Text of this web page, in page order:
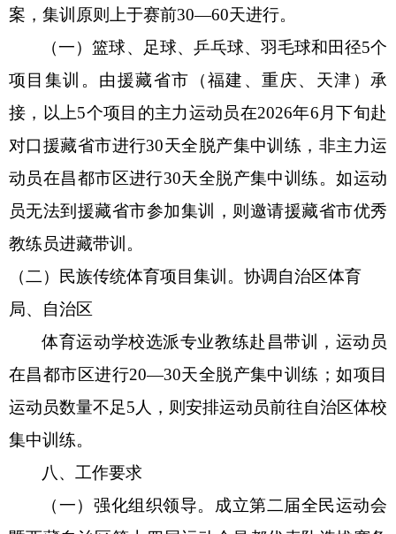
案 ， 集训 原则上于赛前30—60天进行。
（一）篮球、足球、乒乓球、羽毛球和田径5个
项目集训
。 由援藏省市（福建、重庆、天津）承
接，以上5个项目的主力运动员在2026年6月下旬赴
对口援藏省市进行30天全脱产集中训练 ， 非主力运
动员在昌都市区进行30天全脱产集中训练。如运动
员无法到 援藏省市参加集训，则邀请援藏省市优秀
教练员进藏带训。
（二）
民族传统体育项目集训 。 协调自治区体育
局、自治区
体育运动学校选派专业教练赴昌带训，运动员
在昌都市区进行20—30天全脱产集中训练；如项目
运动员数量不足5人， 则安排运动员前往自治区体校
集中训练。
八、 工作要求
（一）强化组织领导。 成立第二届全民运动会